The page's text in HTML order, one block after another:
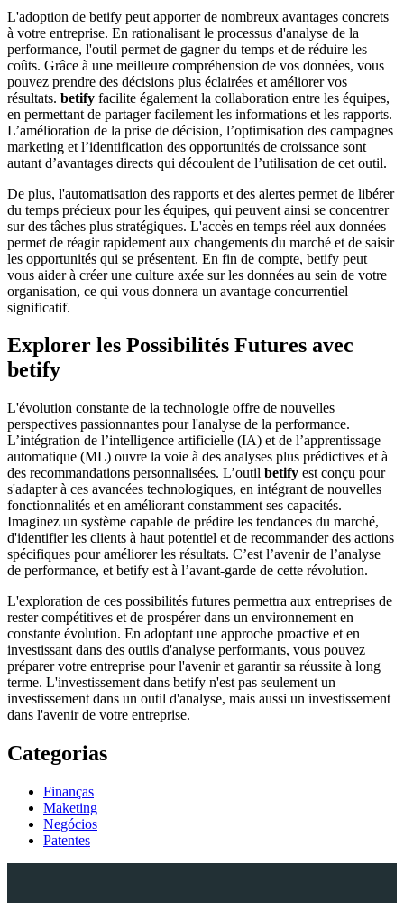
L'adoption de betify peut apporter de nombreux avantages concrets
à votre entreprise. En rationalisant le processus d'analyse de la
performance, l'outil permet de gagner du temps et de réduire les
coûts. Grâce à une meilleure compréhension de vos données, vous
pouvez prendre des décisions plus éclairées et améliorer vos
résultats. betify facilite également la collaboration entre les équipes,
en permettant de partager facilement les informations et les rapports.
L’amélioration de la prise de décision, l’optimisation des campagnes
marketing et l’identification des opportunités de croissance sont
autant d’avantages directs qui découlent de l’utilisation de cet outil.
De plus, l'automatisation des rapports et des alertes permet de libérer
du temps précieux pour les équipes, qui peuvent ainsi se concentrer
sur des tâches plus stratégiques. L'accès en temps réel aux données
permet de réagir rapidement aux changements du marché et de saisir
les opportunités qui se présentent. En fin de compte, betify peut
vous aider à créer une culture axée sur les données au sein de votre
organisation, ce qui vous donnera un avantage concurrentiel
significatif.
Explorer les Possibilités Futures avec
betify
L'évolution constante de la technologie offre de nouvelles
perspectives passionnantes pour l'analyse de la performance.
L’intégration de l’intelligence artificielle (IA) et de l’apprentissage
automatique (ML) ouvre la voie à des analyses plus prédictives et à
des recommandations personnalisées. L’outil betify est conçu pour
s'adapter à ces avancées technologiques, en intégrant de nouvelles
fonctionnalités et en améliorant constamment ses capacités.
Imaginez un système capable de prédire les tendances du marché,
d'identifier les clients à haut potentiel et de recommander des actions
spécifiques pour améliorer les résultats. C’est l’avenir de l’analyse
de performance, et betify est à l’avant-garde de cette révolution.
L'exploration de ces possibilités futures permettra aux entreprises de
rester compétitives et de prospérer dans un environnement en
constante évolution. En adoptant une approche proactive et en
investissant dans des outils d'analyse performants, vous pouvez
préparer votre entreprise pour l'avenir et garantir sa réussite à long
terme. L'investissement dans betify n'est pas seulement un
investissement dans un outil d'analyse, mais aussi un investissement
dans l'avenir de votre entreprise.
Categorias
Finanças
Maketing
Negócios
Patentes